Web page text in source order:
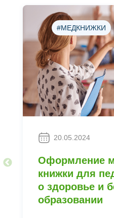
20.05.2024
#МЕДКНИЖКИ
Оформление
книжки для
о здоровье и
образовании